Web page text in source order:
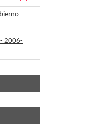
-
2006-